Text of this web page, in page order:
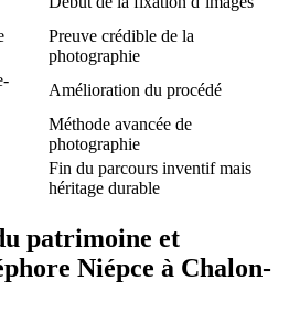
Preuve crédible de la
photographie
Amélioration du procédé
Méthode avancée de
photographie
Fin du parcours inventif mais
héritage durable
patrimoine et
Niépce à Chalon-